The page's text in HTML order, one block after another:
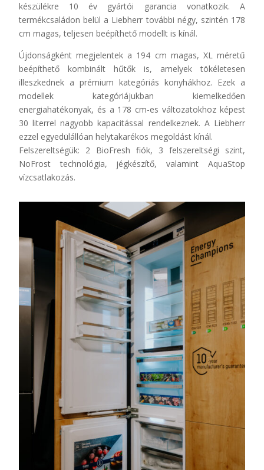
készülékre 10 év gyártói garancia vonatkozik. A
termékcsaládon belül a Liebherr további négy, szintén 178
cm magas, teljesen beépíthető modellt is kínál.
Újdonságként megjelentek a 194 cm magas, XL méretű
beépíthető kombinált hűtők is, amelyek tökéletesen
illeszkednek a prémium kategóriás konyhákhoz. Ezek a
modellek kategóriájukban kiemelkedően
energiahatékonyak, és a 178 cm-es változatokhoz képest
30 literrel nagyobb kapacitással rendelkeznek. A Liebherr
ezzel egyedülállóan helytakarékos megoldást kínál.
Felszereltségük: 2 BioFresh fiók, 3 felszereltségi szint,
NoFrost technológia, jégkészítő, valamint AquaStop
vízcsatlakozás.